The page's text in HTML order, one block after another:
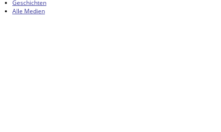
Geschichten
Alle Medien